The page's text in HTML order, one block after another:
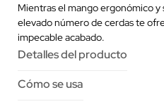
Mientras el mango ergonómico y
elevado número de cerdas te
impecable acabado.
Detalles del producto
Cómo se usa